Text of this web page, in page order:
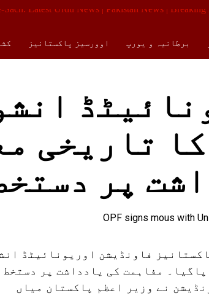
برطانیہ و یورپ اوورسیز پاکستانیز
تاریخی
پر
فاونڈیشن اوریونائیٹڈ
مفاہمت کی یادداشت پر دستخط
نے وزیر اعظم پاکستان میاں